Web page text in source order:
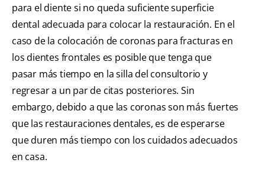
para el diente si no queda suficiente superficie
dental adecuada para colocar la restauración. En el
caso de la colocación de coronas para fracturas en
los dientes frontales es posible que tenga que
pasar más tiempo en la silla del consultorio y
regresar a un par de citas posteriores. Sin
embargo, debido a que las coronas son más fuertes
que las restauraciones dentales, es de esperarse
que duren más tiempo con los cuidados adecuados
en casa.